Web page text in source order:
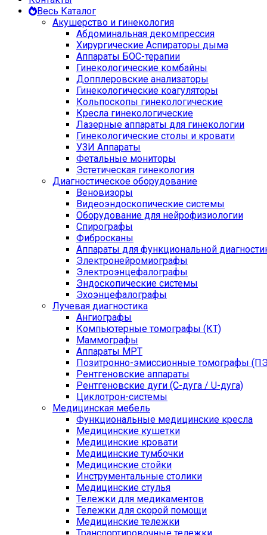
Весь Каталог
Акушерство и гинекология
Абдоминальная декомпрессия
Хирургические Аспираторы дыма
Аппараты БОС-терапии
Гинекологические комбайны
Допплеровские анализаторы
Гинекологические коагуляторы
Кольпоскопы гинекологические
Кресла гинекологические
Лазерные аппараты для гинекологии
Гинекологические столы и кровати
УЗИ Аппараты
Фетальные мониторы
Эстетическая гинекология
Диагностическое оборудование
Веновизоры
Видеоэндоскопические системы
Оборудование для нейрофизиологии
Спирографы
Фибросканы
Аппараты для функциональной
Электронейромиографы
Электроэнцефалографы
Эндоскопические системы
Эхоэнцефалографы
Лучевая диагностика
Ангиографы
Компьютерные томографы (КТ)
Маммографы
Аппараты МРТ
Позитронно-эмиссионные томографы
Рентгеновские аппараты
Рентгеновские дуги (С-дуга / U-дуга)
Циклотрон-системы
Медицинская мебель
Функциональные медицинские кресла
Медицинские кушетки
Медицинские кровати
Медицинские тумбочки
Медицинские стойки
Инструментальные столики
Медицинские стулья
Тележки для медикаментов
Тележки для скорой помощи
Медицинские тележки